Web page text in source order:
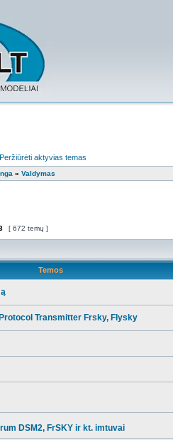
Peržiūrėti aktyvias temas
» Valdymas
[ 672 temų ]
Temos
Transmitter Frsky, Flysky
DSM2, FrSKY ir kt. imtuvai